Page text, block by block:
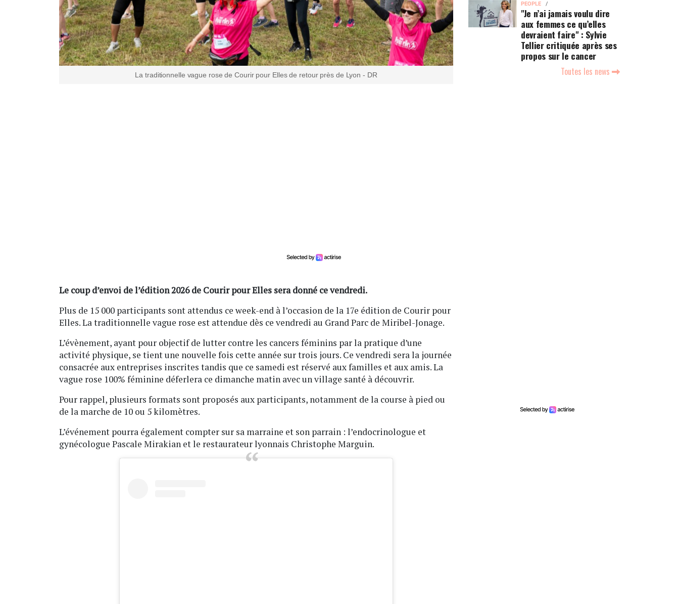
La traditionnelle vague rose de Courir pour Elles de retour près de Lyon - DR
Le coup d’envoi de l’édition 2026 de Courir pour Elles sera donné ce vendredi.
Plus de 15 000 participants sont attendus ce week-end à l’occasion de la 17e édition de Courir pour
Elles. La traditionnelle vague rose est attendue dès ce vendredi au Grand Parc de Miribel-Jonage.
L’évènement, ayant pour objectif de lutter contre les cancers féminins par la pratique d’une
activité physique, se tient une nouvelle fois cette année sur trois jours. Ce vendredi sera la journée
consacrée aux entreprises inscrites tandis que ce samedi est réservé aux familles et aux amis. La
vague rose 100% féminine déferlera ce dimanche matin avec un village santé à découvrir.
Pour rappel, plusieurs formats sont proposés aux participants, notamment de la course à pied ou
de la marche de 10 ou 5 kilomètres.
L’événement pourra également compter sur sa marraine et son parrain : l’endocrinologue et
gynécologue Pascale Mirakian et le restaurateur lyonnais Christophe Marguin.
PEOPLE
"Je n’ai jamais voulu dire
aux femmes ce qu’elles
devraient faire" : Sylvie
Tellier critiquée après ses
propos sur le cancer
Toutes les news